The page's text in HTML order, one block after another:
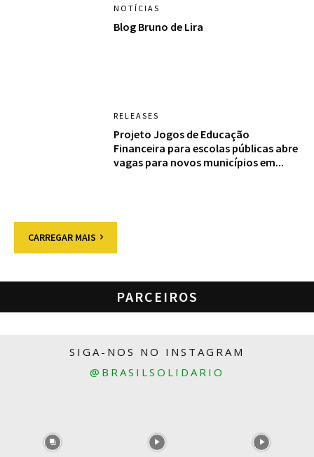
NOTÍCIAS
Blog Bruno de Lira
RELEASES
Projeto Jogos de Educação
Financeira para escolas públicas abre
vagas para novos municípios em...
CARREGAR MAIS
PARCEIROS
SIGA-NOS NO INSTAGRAM
@BRASILSOLIDARIO